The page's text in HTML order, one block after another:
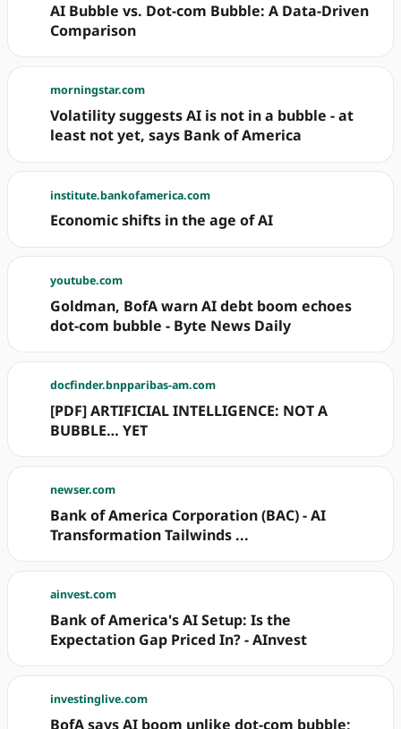
AI Bubble vs. Dot-com Bubble: A Data-Driven
Comparison
morningstar.com
Volatility suggests AI is not in a bubble - at
least not yet, says Bank of America
institute.bankofamerica.com
Economic shifts in the age of AI
youtube.com
Goldman, BofA warn AI debt boom echoes
dot-com bubble - Byte News Daily
docfinder.bnpparibas-am.com
[PDF] ARTIFICIAL INTELLIGENCE: NOT A
BUBBLE… YET
newser.com
Bank of America Corporation (BAC) - AI
Transformation Tailwinds ...
ainvest.com
Bank of America's AI Setup: Is the
Expectation Gap Priced In? - AInvest
investinglive.com
BofA says AI boom unlike dot-com bubble;